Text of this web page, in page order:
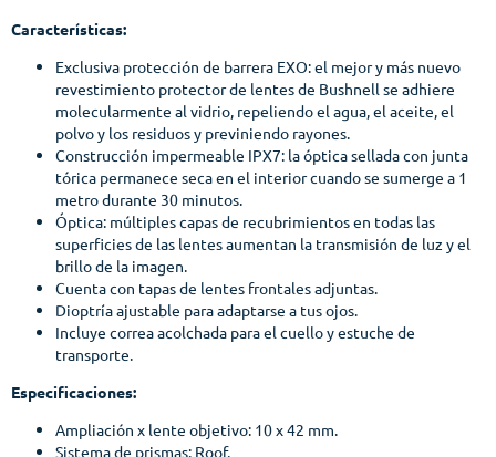
Características:
Exclusiva protección de barrera EXO: el mejor y más nuevo
revestimiento protector de lentes de Bushnell se adhiere
molecularmente al vidrio, repeliendo el agua, el aceite, el
polvo y los residuos y previniendo rayones.
Construcción impermeable IPX7: la óptica sellada con junta
tórica permanece seca en el interior cuando se sumerge a 1
metro durante 30 minutos.
Óptica: múltiples capas de recubrimientos en todas las
superficies de las lentes aumentan la transmisión de luz y el
brillo de la imagen.
Cuenta con tapas de lentes frontales adjuntas.
Dioptría ajustable para adaptarse a tus ojos.
Incluye correa acolchada para el cuello y estuche de
transporte.
Especificaciones:
Ampliación x lente objetivo: 10 x 42 mm.
Sistema de prismas: Roof.